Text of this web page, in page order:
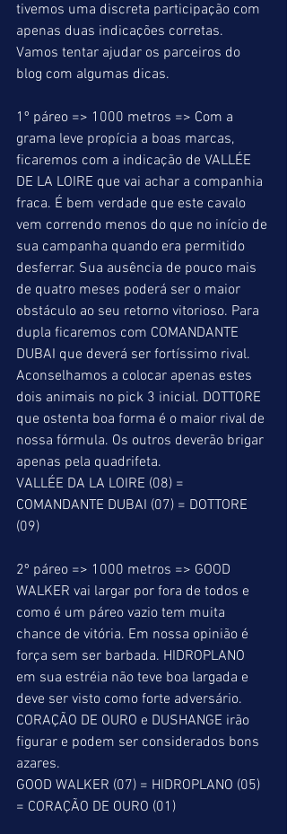
tivemos uma discreta participação com
apenas duas indicações corretas.
Vamos tentar ajudar os parceiros do
blog com algumas dicas.
1º páreo => 1000 metros => Com a
grama leve propícia a boas marcas,
ficaremos com a indicação de VALLÉE
DE LA LOIRE que vai achar a companhia
fraca. É bem verdade que este cavalo
vem correndo menos do que no início de
sua campanha quando era permitido
desferrar. Sua ausência de pouco mais
de quatro meses poderá ser o maior
obstáculo ao seu retorno vitorioso. Para
dupla ficaremos com COMANDANTE
DUBAI que deverá ser fortíssimo rival.
Aconselhamos a colocar apenas estes
dois animais no pick 3 inicial. DOTTORE
que ostenta boa forma é o maior rival de
nossa fórmula. Os outros deverão brigar
apenas pela quadrifeta.
VALLÉE DA LA LOIRE (08) =
COMANDANTE DUBAI (07) = DOTTORE
(09)
2º páreo => 1000 metros => GOOD
WALKER vai largar por fora de todos e
como é um páreo vazio tem muita
chance de vitória. Em nossa opinião é
força sem ser barbada. HIDROPLANO
em sua estréia não teve boa largada e
deve ser visto como forte adversário.
CORAÇÃO DE OURO e DUSHANGE irão
figurar e podem ser considerados bons
azares.
GOOD WALKER (07) = HIDROPLANO (05)
= CORAÇÃO DE OURO (01)